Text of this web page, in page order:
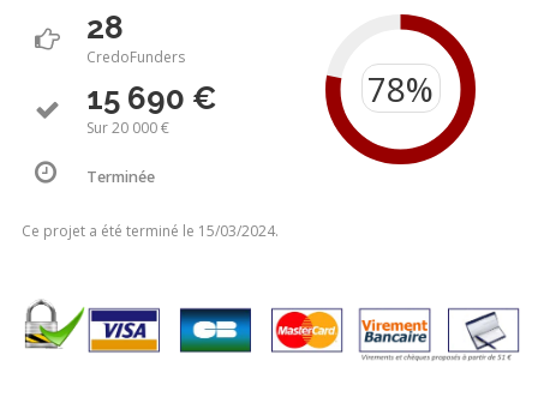
28
CredoFunders
15 690 €
Sur 20 000 €
Terminée
Ce projet a été terminé le 15/03/2024.